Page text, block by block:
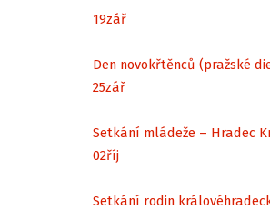
19zář
Den novokřtěnců (pražské
25zář
Setkání mládeže – Hradec
02říj
Setkání rodin